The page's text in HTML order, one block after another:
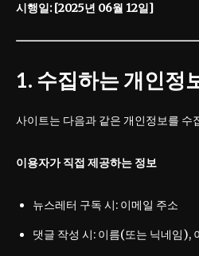
시행일: [2025년 06월 12일]
1. 수집하는 개인정
사이트는 다음과 같은 개인정보를 수
이용자가 직접 제공하는 정보
뉴스레터 구독 시: 이메일 주소
댓글 작성 시: 이름(또는 닉네임),